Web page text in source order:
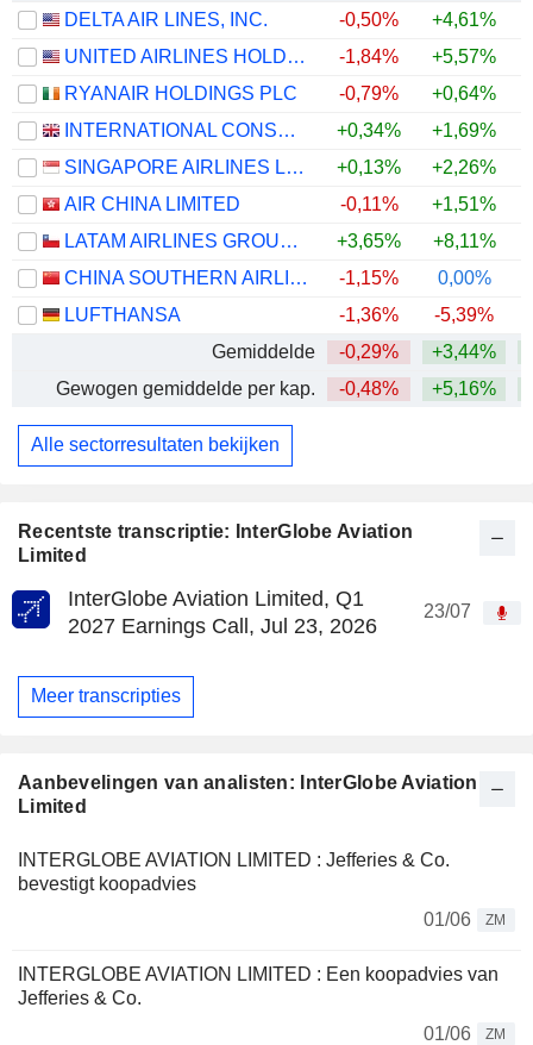
Recentste transcriptie: InterGlobe Aviation
Limited
InterGlobe Aviation Limited, Q1
2027 Earnings Call, Jul 23, 2026
23/07
Meer transcripties
Aanbevelingen van analisten: InterGlobe Aviation
Limited
INTERGLOBE AVIATION LIMITED : Jefferies & Co.
bevestigt koopadvies
01/06
ZM
INTERGLOBE AVIATION LIMITED : Een koopadvies van
Jefferies & Co.
01/06
ZM
DELTA AIR LINES, INC.
-0,50% +4,61%
UNITED AIRLINES HOLDINGS, INC.
-1,84% +5,57%
RYANAIR HOLDINGS PLC
-0,79% +0,64%
INTERNATIONAL CONSOLIDATED AIRLINES GROUP, S.A.
+0,34% +1,69%
SINGAPORE AIRLINES LIMITED
+0,13% +2,26%
AIR CHINA LIMITED
-0,11% +1,51%
LATAM AIRLINES GROUP S.A.
+3,65% +8,11%
CHINA SOUTHERN AIRLINES COMPANY LIMITED
-1,15% 0,00%
LUFTHANSA
-1,36% -5,39%
Gemiddelde
-0,29% +3,44%
Gewogen gemiddelde per kap.
-0,48% +5,16%
Alle sectorresultaten bekijken